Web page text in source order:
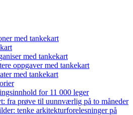
med tankekart
med tankekart
oppgaver med tankekart
med tankekart
for 11 000 leger
fra prøve til uunnværlig på to måneder
tenke arkitekturforelesninger på